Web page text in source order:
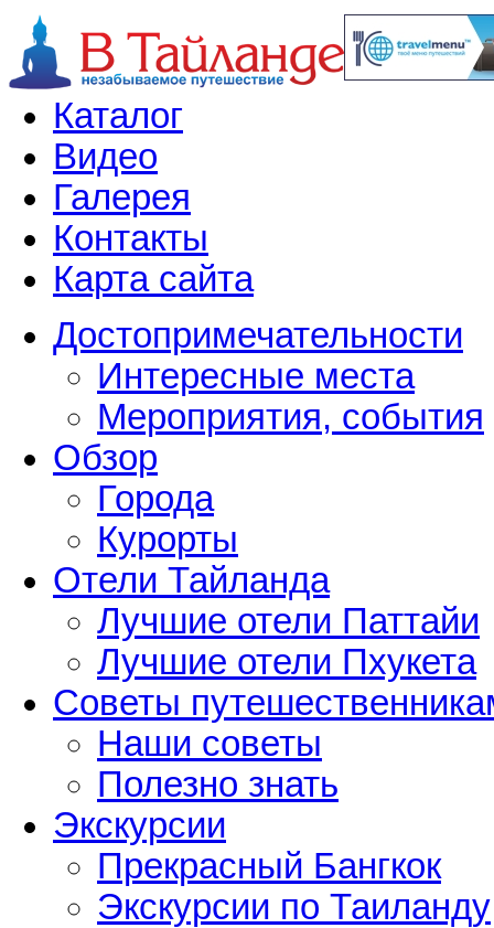
Каталог
Видео
Галерея
Контакты
Карта сайта
Достопримечательности
Интересные места
Мероприятия, события
Обзор
Города
Курорты
Отели Тайланда
Лучшие отели Паттайи
Лучшие отели Пхукета
Советы
Наши советы
Полезно знать
Экскурсии
Прекрасный Бангкок
Экскурсии по Таиланду